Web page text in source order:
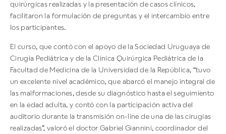
quirúrgicas realizadas y la presentación de casos clínicos,
facilitaron la formulación de preguntas y el intercambio entre
los participantes.
El curso, que contó con el apoyo de la Sociedad Uruguaya de
Cirugía Pediátrica y de la Clínica Quirúrgica Pediátrica de la
Facultad de Medicina de la Universidad de la República, “tuvo
un excelente nivel académico, que abarcó el manejo integral de
las malformaciones, desde su diagnóstico hasta el seguimiento
en la edad adulta, y contó con la participación activa del
auditorio durante la transmisión on-line de una de las cirugías
realizadas”, valoró el doctor Gabriel Giannini, coordinador del